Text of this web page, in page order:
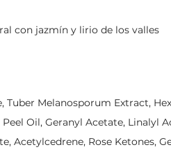
con jazmín y lirio de los valles
Tuber Melanosporum Extract,
Oil, Geranyl Acetate, Linalyl
Acetylcedrene, Rose Ketones,